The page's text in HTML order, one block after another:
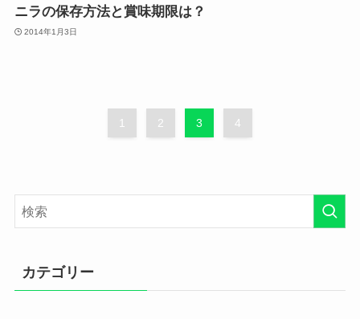
ニラの保存方法と賞味期限は？
2014年1月3日
1 2 3 4
カテゴリー